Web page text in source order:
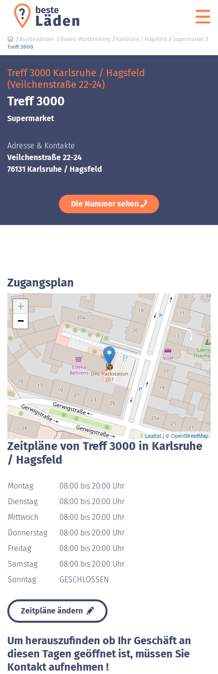
Bundesländer Baden-Württemberg Karlsruhe / Hagsfeld
Supermarket
Treff 3000
Treff 3000 Karlsruhe / Hagsfeld
(Veilchenstraße 22-24)
Treff 3000
Supermarket
Adresse & Kontakte
Veilchenstraße 22-24
76131 Karlsruhe / Hagsfeld
Die Nummer sehen
Zugangsplan
+
−
Leaflet | ©OpenStreetMap
Zeitpläne von Treff 3000 in Karlsruhe
/ Hagsfeld
Montag
08:00 bis 20:00 Uhr
Dienstag
08:00 bis 20:00 Uhr
Mittwoch
08:00 bis 20:00 Uhr
Donnerstag
08:00 bis 20:00 Uhr
Freitag
08:00 bis 20:00 Uhr
Samstag
08:00 bis 20:00 Uhr
Sonntag
GESCHLOSSEN
Zeitpläne ändern
Um herauszufinden ob Ihr Geschäft an
diesen Tagen geöffnet ist, müssen Sie
Kontakt aufnehmen !